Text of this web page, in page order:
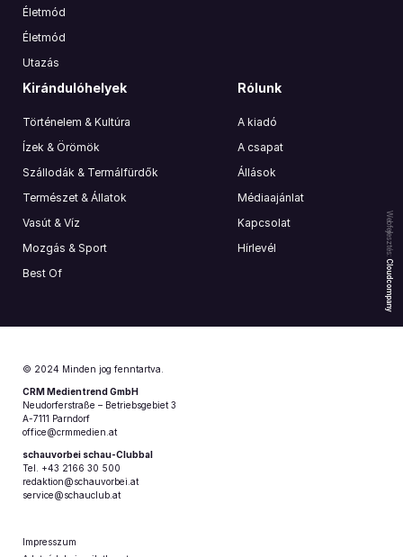
Webfejlesztés:
Cloudcompany
Életmód
Életmód
Utazás
Kirándulóhelyek
Történelem & Kultúra
Ízek & Örömök
Szállodák & Termálfürdők
Természet & Állatok
Vasút & Víz
Mozgás & Sport
Best Of
Rólunk
A kiadó
A csapat
Állások
Médiaajánlat
Kapcsolat
Hírlevél
© 2024 Minden jog fenntartva.
CRM Medientrend GmbH
Neudorferstraße – Betriebsgebiet 3
A-7111 Parndorf
office@crmmedien.at
schauvorbei schau-Clubbal
Tel. +43 2166 30 500
redaktion@schauvorbei.at
service@schauclub.at
Impresszum